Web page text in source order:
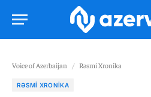
Voice of Azerbaijan / Rəsmi Xronika
RƏSMI XRONIKA